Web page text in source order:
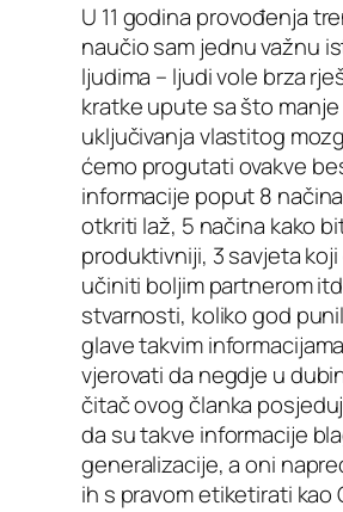
U 11 godina provođenja
naučio sam jednu važnu
ljudima – ljudi vole brza
kratke upute sa što manje
uključivanja vlastitog
ćemo progutati ovakve
informacije poput 8
otkriti laž, 5 načina kako
produktivniji, 3 savjeta koji
učiniti boljim partnerom
stvarnosti, koliko god
glave takvim
vjerovati da negdje u
čitač ovog članka
da su takve informacije
generalizacije, a oni
ih s pravom etiketirati kao